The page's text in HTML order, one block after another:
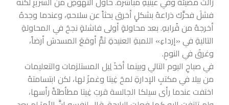
فشلَ فحرَّك ذراعهُ بشكلٍ أخرق بحثاً عن سلاحهِ، وعندما وجدهُ
أخرجهُ من قُرابهِ. بعد محاولةٍ أولى فاشلةٍ نجحَ في المحاولةِ
التاليةِ في «إرداءِ» اللمبةِ العنيدةِ ثمَّ أوقعَ المسدسَ أرضاً،
وغرقَ في النومِ.
في صباحِ اليوم التالي وبينما أخذَ لِيل المستلزمات والتعليمات
من بيلا في مكتبِ الإدارةِ لمحَ غِيتا وغمزَ لها، لكن ابتسامتهُ
اختفت عندما رأى سيلكا الجالسة قربَ غِيتا مطأطئةً رأسها،